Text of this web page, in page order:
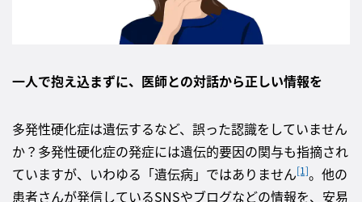
一人で抱え込まずに、医師との対話から正しい情報を
多発性硬化症は遺伝するなど、誤った認識をしていません
か？多発性硬化症の発症には遺伝的要因の関与も指摘され
ていますが、いわゆる「遺伝病」ではありません[1]。他の
患者さんが発信しているSNSやブログなどの情報を、安易